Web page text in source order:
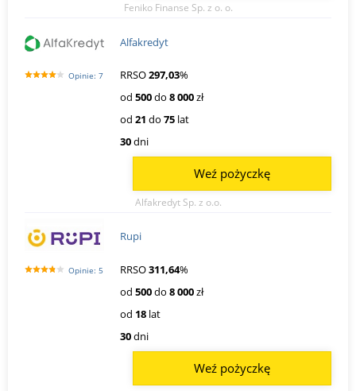
Feniko Finanse Sp. z o. o.
Opinie: 7
Alfakredyt
RRSO297,03%
od 500do 8 000zł
od 21 do 75 lat
30dni
Alfakredyt Sp. z o.o.
Weź pożyczkę
Opinie: 5
Rupi
RRSO311,64%
od 500do 8 000zł
od 18 lat
30dni
Weź pożyczkę